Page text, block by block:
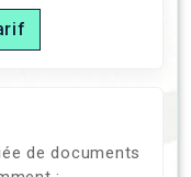
de documents